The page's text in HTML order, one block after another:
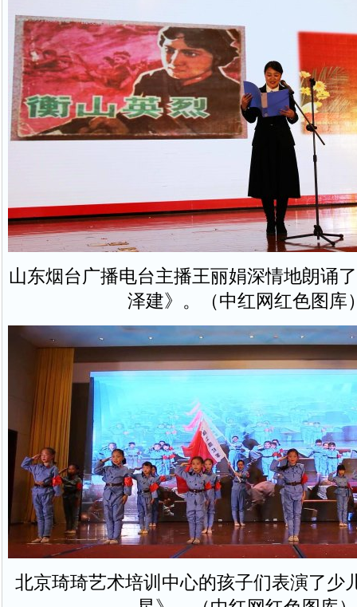
山东烟台广播电台主播王丽娟深情地朗诵
泽建》。（中红网红色图库
北京琦琦艺术培训中心的孩子们表演了少